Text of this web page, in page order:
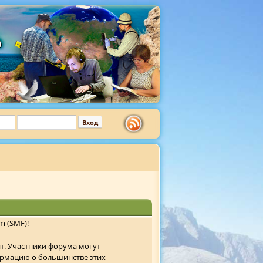
(SMF)!
Участники форума могут
о большинстве этих